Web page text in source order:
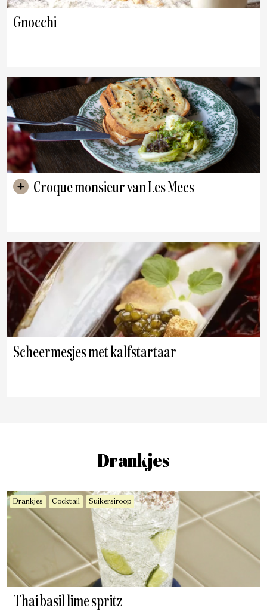
Gnocchi
Croque monsieur van Les Mecs
Scheermesjes met kalfstartaar
Drankjes
Drankjes Cocktail Suikersiroop
Thai basil lime spritz